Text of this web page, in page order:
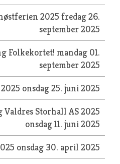
2025 fredag 26.
september 2025
Folkekortet! mandag 01.
september 2025
onsdag 25. juni 2025
Storhall AS 2025
onsdag 11. juni 2025
onsdag 30. april 2025